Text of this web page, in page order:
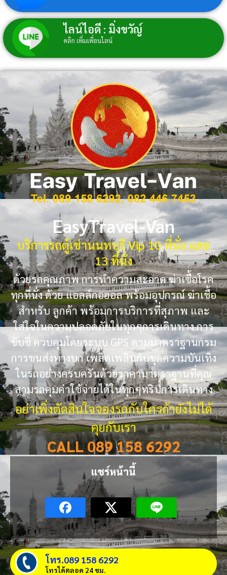
ไลน์ไอดี : มิ่งขวัญ์
คลิก เพิ่มเพื่อนไลน์
EasyTravel-Van
บริการรถตู้เช่านนทบุรี Vip 10 ที่นั่ง และ
13 ที่นั่ง
ด้วยรถคุณภาพ การทำความสะอาด ฆ่าเชื้อโรค
ทุกที่นั่ง ด้วย แอลล์กอฮอล พร้อมอุปกรณ์ ฆ่าเชื้อ
สำหรับ ลูกค้า พร้อมการบริการที่สุภาพ และ
ใส่ใจในความปลอดภัยในทุกๆการเดินทาง การ
ขับขี่ ควบคุมโดยระบบ GPS ตามมาตราฐานกรม
การขนส่งทางบก เพลิดเพลินกับชุดความบันเทิง
ในรถอย่างครบครันด้วยราคามาตราฐานที่คุณ
สามรถคุมค่าใช้จ่ายได้ในทุกๆทริปการเดินทาง
อย่าเพิ่งตัดสินใจจองรถกับใครถ้ายังไม่ได้
คุยกับเรา
CALL 089 158 6292
แชร์หน้านี้
โทร.089 158 6292
โทรได้ตลอด 24 ชม.